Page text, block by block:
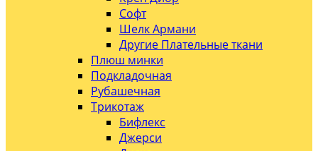
Софт
Шелк Армани
Другие Плательные ткани
Плюш минки
Подкладочная
Рубашечная
Трикотаж
Бифлекс
Джерси